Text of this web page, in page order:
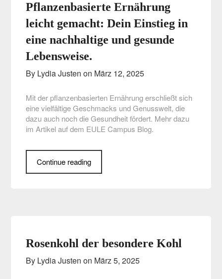
Pflanzenbasierte Ernährung
leicht gemacht: Dein Einstieg in
eine nachhaltige und gesunde
Lebensweise.
By Lydia Justen on März 12, 2025
Mit der pflanzenbasierten Ernährung erschließt sich
eine vielfältige Geschmacks und Genusswelt, die
dazu auch noch die Gesundheit fördert. Mehr dazu
im Artikel auf dem EULE Campus Blog.
Continue reading
Rosenkohl der besondere Kohl
By Lydia Justen on März 5, 2025